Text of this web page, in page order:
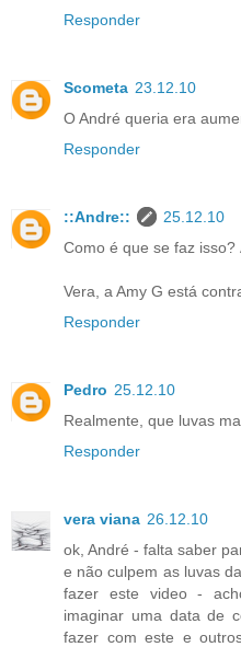
Responder
Scometa 23.12.10
O André queria era
Responder
::Andre::
25.12.10
Como é que se faz isso?
Vera, a Amy G está
Responder
Pedro 25.12.10
Realmente, que luvas
Responder
vera viana 26.12.10
ok, André - falta saber
e não culpem as luvas
fazer este video -
imaginar uma data de
fazer com este e